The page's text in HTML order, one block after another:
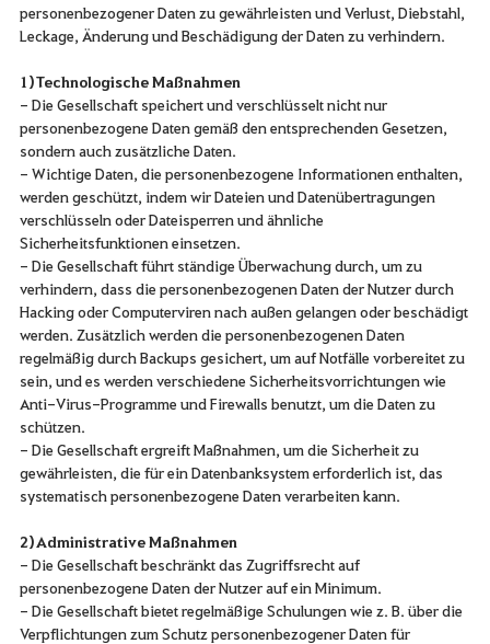
personenbezogener Daten zu gewährleisten und Verlust, Diebstahl,
Leckage, Änderung und Beschädigung der Daten zu verhindern.
1) Technologische Maßnahmen
- Die Gesellschaft speichert und verschlüsselt nicht nur
personenbezogene Daten gemäß den entsprechenden Gesetzen,
sondern auch zusätzliche Daten.
- Wichtige Daten, die personenbezogene Informationen enthalten,
werden geschützt, indem wir Dateien und Datenübertragungen
verschlüsseln oder Dateisperren und ähnliche
Sicherheitsfunktionen einsetzen.
- Die Gesellschaft führt ständige Überwachung durch, um zu
verhindern, dass die personenbezogenen Daten der Nutzer durch
Hacking oder Computerviren nach außen gelangen oder beschädigt
werden. Zusätzlich werden die personenbezogenen Daten
regelmäßig durch Backups gesichert, um auf Notfälle vorbereitet zu
sein, und es werden verschiedene Sicherheitsvorrichtungen wie
Anti-Virus-Programme und Firewalls benutzt, um die Daten zu
schützen.
- Die Gesellschaft ergreift Maßnahmen, um die Sicherheit zu
gewährleisten, die für ein Datenbanksystem erforderlich ist, das
systematisch personenbezogene Daten verarbeiten kann.
2) Administrative Maßnahmen
- Die Gesellschaft beschränkt das Zugriffsrecht auf
personenbezogene Daten der Nutzer auf ein Minimum.
- Die Gesellschaft bietet regelmäßige Schulungen wie z. B. über die
Verpflichtungen zum Schutz personenbezogener Daten für